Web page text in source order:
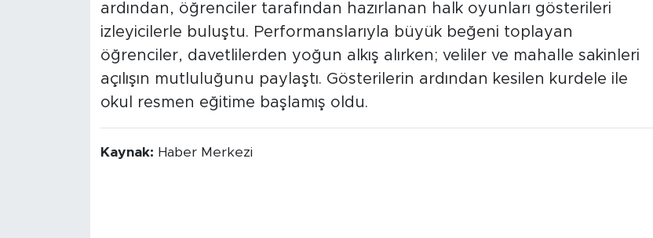
ardından, öğrenciler tarafından hazırlanan halk oyunları gösterileri
izleyicilerle buluştu. Performanslarıyla büyük beğeni toplayan
öğrenciler, davetlilerden yoğun alkış alırken; veliler ve mahalle sakinleri
açılışın mutluluğunu paylaştı. Gösterilerin ardından kesilen kurdele ile
okul resmen eğitime başlamış oldu.
Kaynak: Haber Merkezi